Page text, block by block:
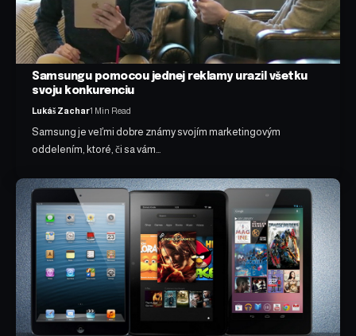
Samsungu pomocou jednej reklamy urazil všetku
svoju konkurenciu
Lukáš Zachar1 Min Read
Samsung je veľmi dobre známy svojím marketingovým
oddelením, ktoré, či sa vám…